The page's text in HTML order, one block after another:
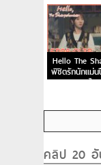
Hello The
พิชิตรักนักแม่น
ไทย
คลิป 20 อั